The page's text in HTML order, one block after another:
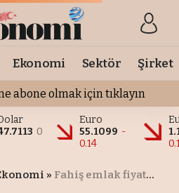
Ekonomi Sektör Şirket
abone olmak için tıklayın
0
Euro
55.1099 -
0.14
» Fahiş emlak fiyatlarına 172 milyon lira ceza